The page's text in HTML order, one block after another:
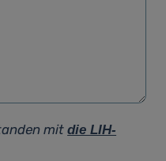
mitdie LIH-